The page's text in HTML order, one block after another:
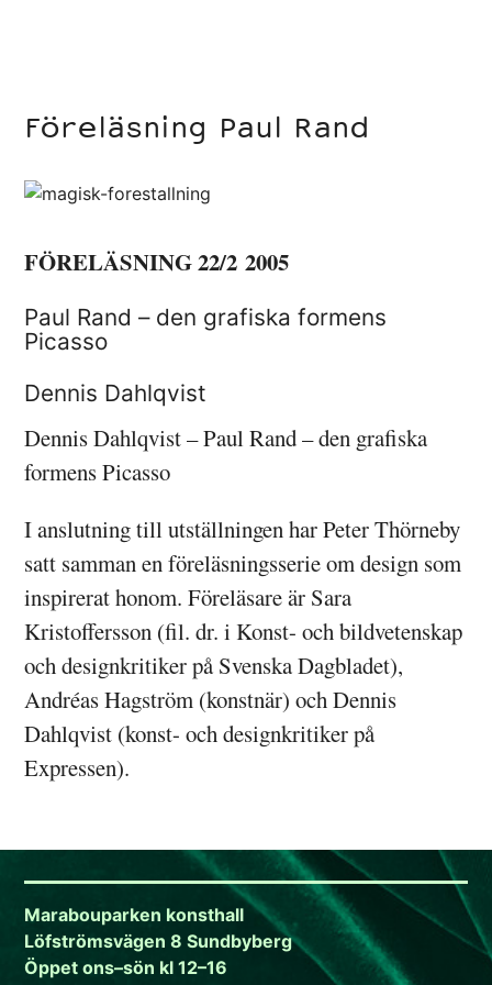
Föreläsning Paul Rand
FÖRELÄSNING 22/2 2005
Paul Rand – den grafiska formens
Picasso
Dennis Dahlqvist
Dennis Dahlqvist – Paul Rand – den grafiska
formens Picasso
I anslutning till utställningen har Peter Thörneby
satt samman en föreläsningsserie om design som
inspirerat honom. Föreläsare är Sara
Kristoffersson (fil. dr. i Konst- och bildvetenskap
och designkritiker på Svenska Dagbladet),
Andréas Hagström (konstnär) och Dennis
Dahlqvist (konst- och designkritiker på
Expressen).
Marabouparken konsthall
Löfströmsvägen 8 Sundbyberg
Öppet ons–sön kl 12–16